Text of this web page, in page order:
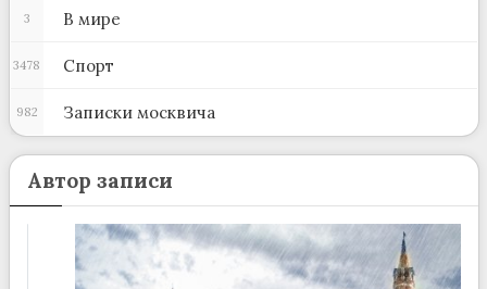
В мире
3
Спорт
3478
Записки москвича
982
Автор записи